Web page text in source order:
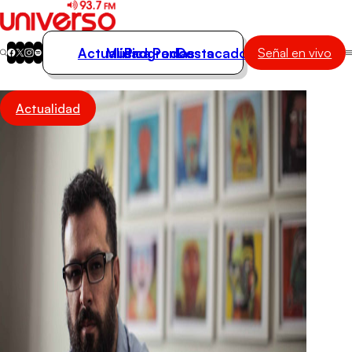
Actualidad
Música
Destacados
Actualidad
Música
Programas
Podcasts
Destacados Señal en vivo
Actualidad